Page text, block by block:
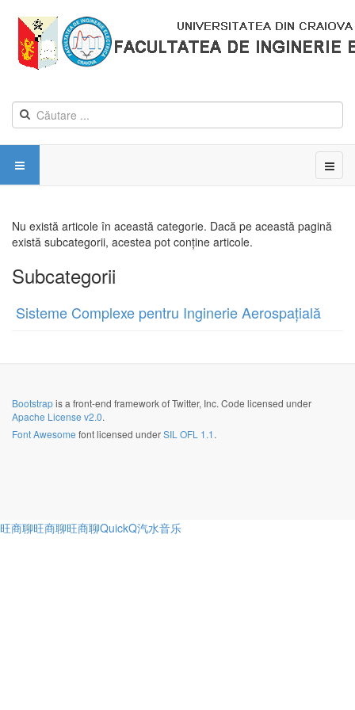
Nu există articole în această categorie. Dacă pe această pagină
există subcategorii, acestea pot conține articole.
Subcategorii
Sisteme Complexe pentru Inginerie Aerospațială
Bootstrapis a front-end framework of Twitter, Inc. Code licensed under
Apache License v2.0.
Font Awesome font licensed underSIL OFL 1.1.
旺商聊旺商聊旺商聊QuickQ汽水音乐